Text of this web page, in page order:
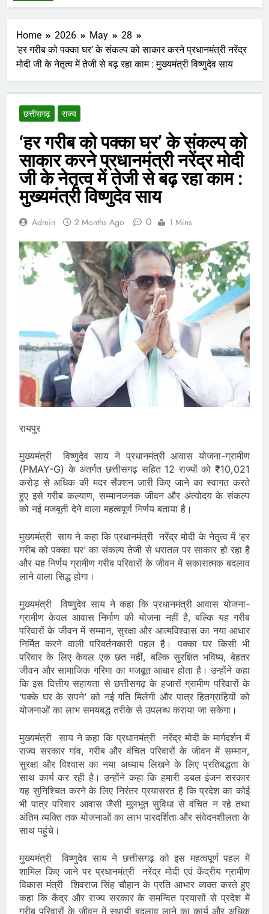
Home 2026 May
28
‘हर गरीब को पक्का घर’ के संकल्प को साकार करने प्रधानमंत्री नरेंद्र
मोदी जी के नेतृत्व में तेजी से बढ़ रहा काम : मुख्यमंत्री विष्णुदेव साय
छत्तीसगढ़ राज्य
‘हर गरीब को पक्का घर’ के संकल्प को
साकार करने प्रधानमंत्री नरेंद्र मोदी
जी के नेतृत्व में तेजी से बढ़ रहा काम :
मुख्यमंत्री विष्णुदेव साय
Admin 2 Months Ago 0 1 Mins
रायपुर
मुख्यमंत्री विष्णुदेव साय ने प्रधानमंत्री आवास योजना-ग्रामीण
(PMAY-G) के अंतर्गत छत्तीसगढ़ सहित 12 राज्यों को ₹10,021
करोड़ से अधिक की मदर सैंक्शन जारी किए जाने का स्वागत करते
हुए इसे गरीब कल्याण, सम्मानजनक जीवन और अंत्योदय के संकल्प
को नई मजबूती देने वाला महत्वपूर्ण निर्णय बताया है।
मुख्यमंत्री साय ने कहा कि प्रधानमंत्री नरेंद्र मोदी के नेतृत्व में ‘हर
गरीब को पक्का घर’ का संकल्प तेजी से धरातल पर साकार हो रहा है
और यह निर्णय ग्रामीण गरीब परिवारों के जीवन में सकारात्मक बदलाव
लाने वाला सिद्ध होगा।
मुख्यमंत्री विष्णुदेव साय ने कहा कि प्रधानमंत्री आवास योजना-
ग्रामीण केवल आवास निर्माण की योजना नहीं है, बल्कि यह गरीब
परिवारों के जीवन में सम्मान, सुरक्षा और आत्मविश्वास का नया आधार
निर्मित करने वाली परिवर्तनकारी पहल है। पक्का घर किसी भी
परिवार के लिए केवल एक छत नहीं, बल्कि सुरक्षित भविष्य, बेहतर
जीवन और सामाजिक गरिमा का मजबूत आधार होता है। उन्होंने कहा
कि इस वित्तीय सहायता से छत्तीसगढ़ के हजारों ग्रामीण परिवारों के
‘पक्के घर के सपने’ को नई गति मिलेगी और पात्र हितग्राहियों को
योजनाओं का लाभ समयबद्ध तरीके से उपलब्ध कराया जा सकेगा।
मुख्यमंत्री साय ने कहा कि प्रधानमंत्री नरेंद्र मोदी के मार्गदर्शन में
राज्य सरकार गांव, गरीब और वंचित परिवारों के जीवन में सम्मान,
सुरक्षा और विश्वास का नया अध्याय लिखने के लिए प्रतिबद्धता के
साथ कार्य कर रही है। उन्होंने कहा कि हमारी डबल इंजन सरकार
यह सुनिश्चित करने के लिए निरंतर प्रयासरत है कि प्रदेश का कोई
भी पात्र परिवार आवास जैसी मूलभूत सुविधा से वंचित न रहे तथा
अंतिम व्यक्ति तक योजनाओं का लाभ पारदर्शिता और संवेदनशीलता के
साथ पहुंचे।
मुख्यमंत्री विष्णुदेव साय ने छत्तीसगढ़ को इस महत्वपूर्ण पहल में
शामिल किए जाने पर प्रधानमंत्री नरेंद्र मोदी एवं केंद्रीय ग्रामीण
विकास मंत्री शिवराज सिंह चौहान के प्रति आभार व्यक्त करते हुए
कहा कि केंद्र और राज्य सरकार के समन्वित प्रयासों से प्रदेश में
गरीब परिवारों के जीवन में स्थायी बदलाव लाने का कार्य और अधिक